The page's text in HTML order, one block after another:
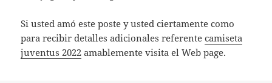
Si usted amó este poste y usted ciertamente como
para recibir detalles adicionales referentecamiseta
juventus 2022 amablemente visita el Web page.